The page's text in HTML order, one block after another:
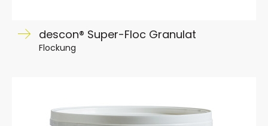
descon® Super-Floc Granulat
Flockung